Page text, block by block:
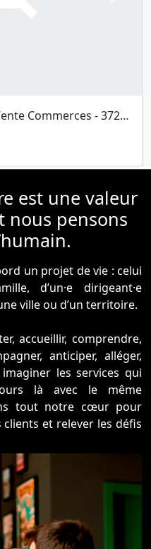
Entreprises Commerces / Vente Commerces - 372 640 €
est une valeur
nous pensons
un projet de vie : celui
d’un·e dirigeant·e
ville ou d’un territoire.
accueillir, comprendre,
anticiper, alléger,
les services qui
là avec le même
tout notre cœur pour
et relever les défis
vous
et la proximité de
une prestation unique
toujours par la même